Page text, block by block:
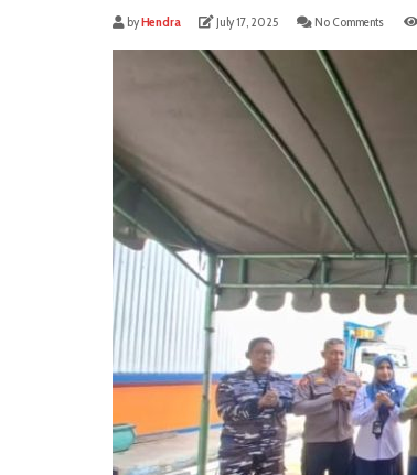
byHendra July 17, 2025 No Comments